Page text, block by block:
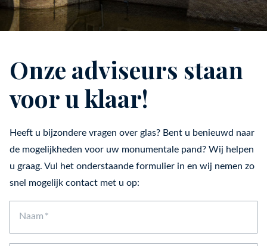
Onze adviseurs staan
voor u klaar!
Heeft u bijzondere vragen over glas? Bent u benieuwd naar
de mogelijkheden voor uw monumentale pand? Wij helpen
u graag. Vul het onderstaande formulier in en wij nemen zo
snel mogelijk contact met u op:
Naam